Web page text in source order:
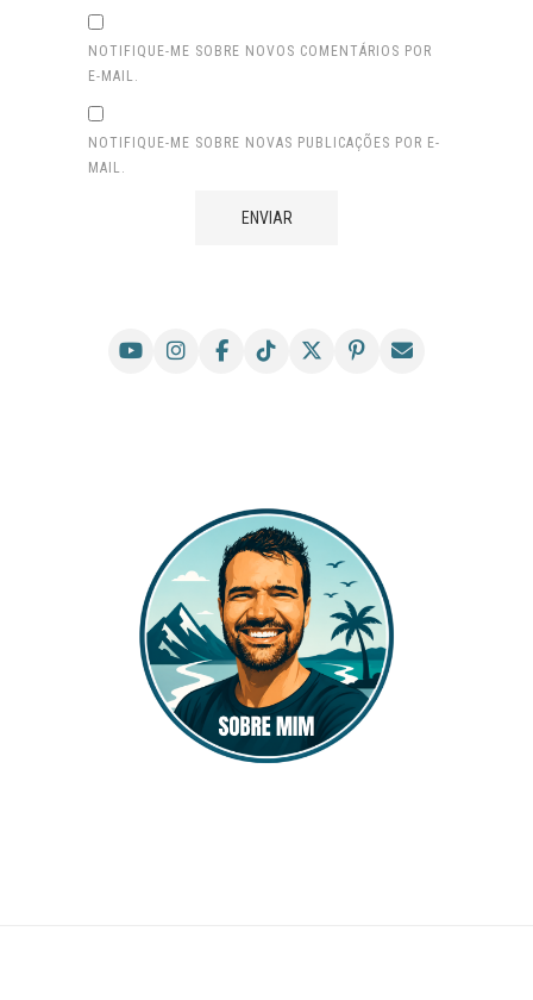
NOTIFIQUE-ME SOBRE NOVOS COMENTÁRIOS POR
E-MAIL.
NOTIFIQUE-ME SOBRE NOVAS PUBLICAÇÕES POR E-
MAIL.